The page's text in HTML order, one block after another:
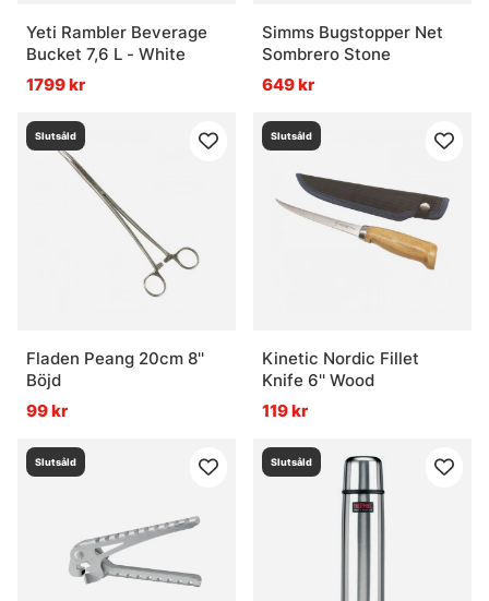
Yeti Rambler Beverage
Bucket 7,6 L - White
1799 kr
Simms Bugstopper Net
Sombrero Stone
649 kr
Slutsåld
Fladen Peang 20cm 8''
Böjd
99 kr
Slutsåld
Kinetic Nordic Fillet
Knife 6'' Wood
119 kr
Slutsåld Slutsåld